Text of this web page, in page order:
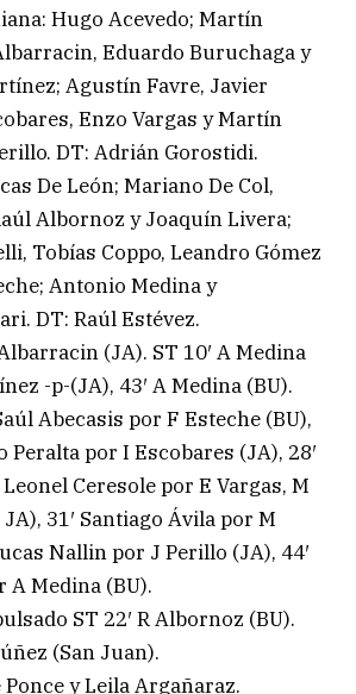
Hugo Acevedo; Martín
Eduardo Buruchaga y
Agustín Favre, Javier
Enzo Vargas y Martín
DT: Adrián Gorostidi.
De León; Mariano De Col,
Albornoz y Joaquín Livera;
Tobías Coppo, Leandro Gómez
Antonio Medina y
DT: Raúl Estévez.
(JA). ST 10′ A Medina
-p-(JA), 43′ A Medina (BU).
Abecasis por F Esteche (BU),
Peralta por I Escobares (JA), 28′
Ceresole por E Vargas, M
31′ Santiago Ávila por M
Nallin por J Perillo (JA), 44′
A Medina (BU).
ST 22′ R Albornoz (BU).
(San Juan).
y Leila Argañaraz.